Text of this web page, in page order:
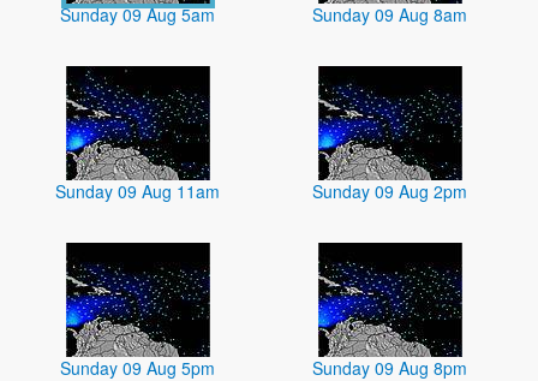
Sunday 09 Aug 5am Sunday 09 Aug 8am
Sunday 09 Aug 11am Sunday 09 Aug 2pm
Sunday 09 Aug 5pm Sunday 09 Aug 8pm